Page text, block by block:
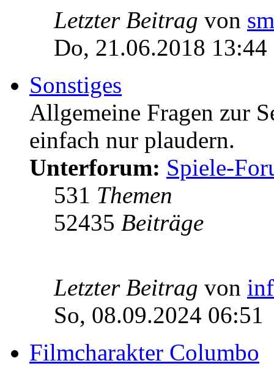
Letzter Beitrag von
Do, 21.06.2018 13:44
Sonstiges
Allgemeine Fragen zur
einfach nur plaudern.
Unterforum: Spiele-
531 Themen
52435 Beiträge
Letzter Beitrag von
So, 08.09.2024 06:51
Filmcharakter Columbo